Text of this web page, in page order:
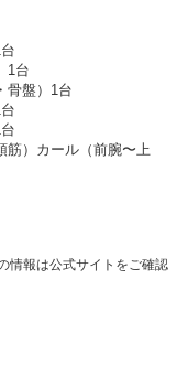
1台
骨盤）1台
筋）カール（前腕〜上
情報は公式サイトをご確認